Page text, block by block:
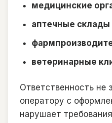
медицинские
аптечные
ветеринарные
Ответственность не
оператору с
нарушает